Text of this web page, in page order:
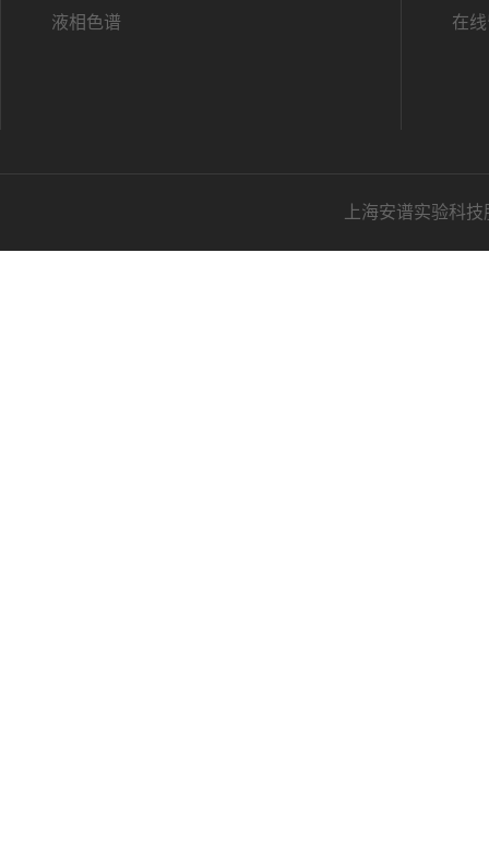
液相色谱 在
上海安谱实验科